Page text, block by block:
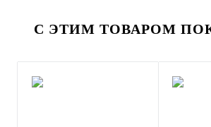
С ЭТИМ ТОВАРОМ